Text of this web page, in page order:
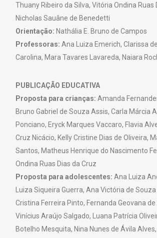
Thuany Ribeiro da Silva, Vitória Ondina Ruas
Nicholas Sauâne de Benedetti
Orientação: Nathália E. Bruno de Campos
Professoras: Ana Luiza Emerich, Clarissa
Carolina, Mara Tavares Lavareda, Naiara
PUBLICAÇÃO EDUCATIVA
Proposta para crianças: Amanda
Bruno Gabriel de Souza Assis, Carla Márcia
Ponciano, Eryck Marques Vaccaro, Flavia
Cruz Nicácio, Kelly Cristine Dias de Oliveira,
Santos, Matheus Henrique do Nascimento
Ondina Ruas Dias da Cruz
Proposta para adolescentes: Ana Luiza
Luiza Siqueira Guerra, Ana Victória de
Cristina Ferreira Pinto, Fernanda Geovana
Vinícius Araújo Salgado, Luana Patrícia
Botelho Mesquita, Nina Nunes de Ávila